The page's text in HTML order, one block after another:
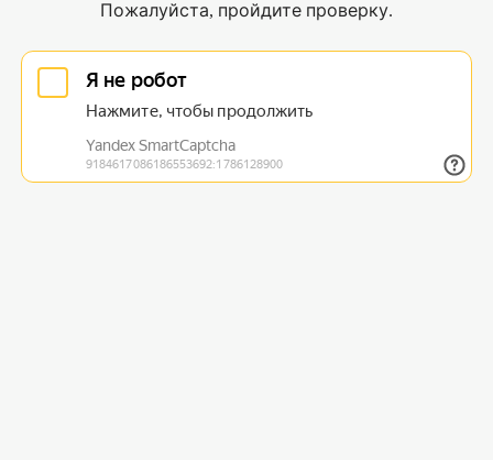
Пожалуйста, пройдите проверку.